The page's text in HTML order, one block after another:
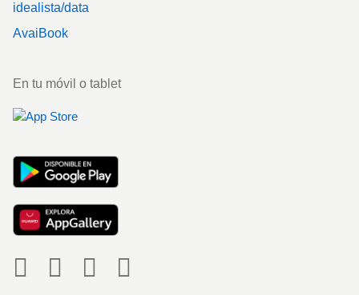
idealista/data
AvaiBook
En tu móvil o tablet